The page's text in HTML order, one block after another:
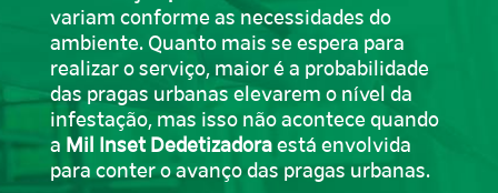
variam conforme as necessidades do
ambiente. Quanto mais se espera para
realizar o serviço, maior é a probabilidade
das pragas urbanas elevarem o nível da
infestação, mas isso não acontece quando
a Mil Inset Dedetizadoraestá envolvida
para conter o avanço das pragas urbanas.